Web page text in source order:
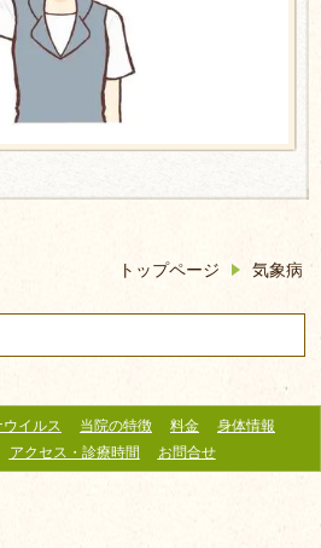
トップページ 気象病
イルス 当院の特徴 料金
身体情報
アクセス・診療時間 お問合せ